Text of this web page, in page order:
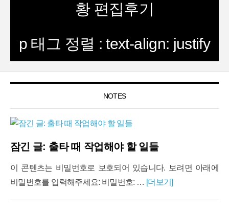
황 편집후기
p 태그 정렬 : text-align: justify
NOTES
잠긴 글: 출타 때 작업해야 할 일들
이 콘텐츠는 비밀번호로 보호되어 있습니다. 보려면 아래에
비밀번호를 입력해주세요: 비밀번호: … [더보기]